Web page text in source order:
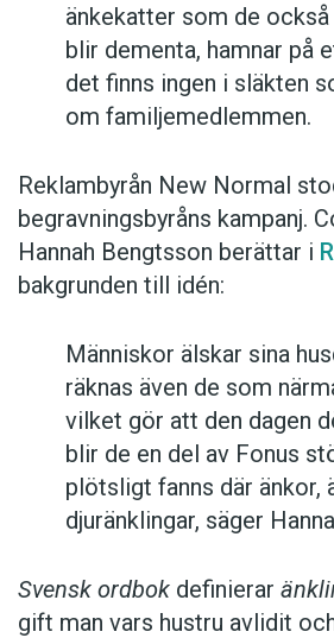
änkekatter som de
blir dementa, hamnar på
det finns ingen i släkten
om familjemedlemmen.
Reklambyrån New Normal
begravningsbyråns kampanj.
Hannah Bengtsson berättar i
bakgrunden till idén:
Människor älskar sina
räknas även de som
vilket gör att den dagen
blir de en del av Fonus
plötsligt fanns där änkor,
djuränklingar, säger
Svensk ordbok definierar
gift man vars hustru av­lidit